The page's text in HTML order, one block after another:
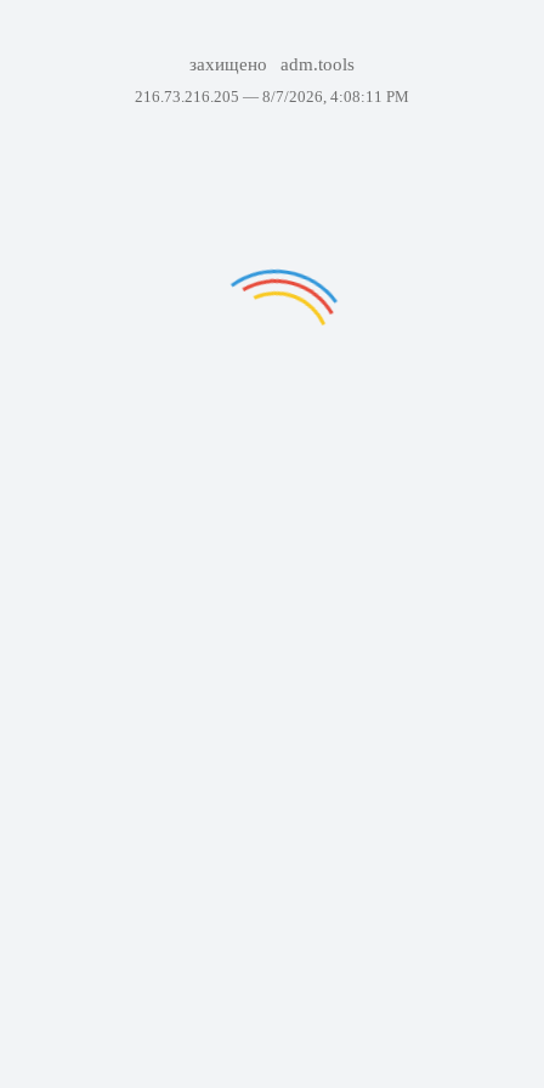
захищено adm.tools
216.73.216.205 — 8/7/2026, 4:08:11 PM